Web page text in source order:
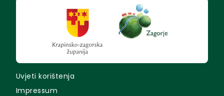
Uvjeti korištenja
Impressum